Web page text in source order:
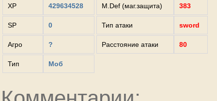
XP 429634528
SP 0
Агро ?
Тип Моб
M.Def (маг.защита) 383
Тип атаки sword
Расстояние атаки 80